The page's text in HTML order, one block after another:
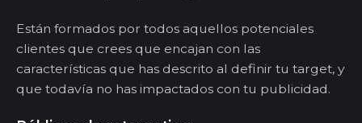
Están formados por todos aquellos potenciales
clientes que crees que encajan con las
características que has descrito al definir tu target, y
que todavía no has impactados con tu publicidad.